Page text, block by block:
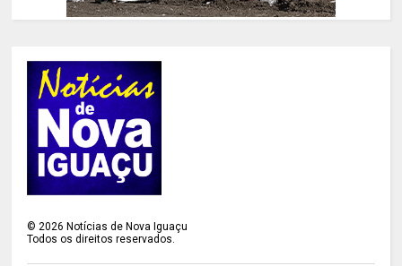
©2026 Notícias de Nova Iguaçu
Todos os direitos reservados.